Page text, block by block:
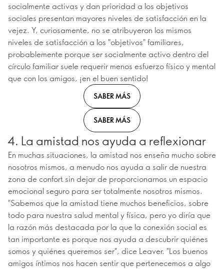
socialmente activas y dan prioridad a los objetivos
sociales presentan mayores niveles de satisfacción en la
vejez. Y, curiosamente, no se atribuyeron los mismos
niveles de satisfacción a los "objetivos" familiares,
probablemente porque ser socialmente activo dentro del
círculo familiar suele requerir menos esfuerzo físico y mental
que con los amigos, ¡en el buen sentido!
SABER MÁS
SABER MÁS
4. La amistad nos ayuda a reflexionar
En muchas situaciones, la amistad nos enseña mucho sobre
nosotros mismos, a menudo nos ayuda a salir de nuestra
zona de confort sin dejar de proporcionarnos un espacio
emocional seguro para ser totalmente nosotros mismos.
"Sabemos que la amistad tiene muchos beneficios, sobre
todo para nuestra salud mental y física, pero yo diría que
la razón más destacada por la que la conexión social es
tan importante es porque nos ayuda a descubrir quiénes
somos y quiénes queremos ser", dice Leaver. "Los buenos
amigos íntimos nos hacen sentir que pertenecemos a algo